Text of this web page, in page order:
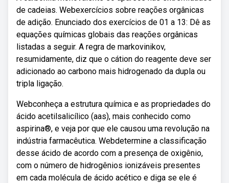
de cadeias. Webexercícios sobre reações orgânicas
de adição. Enunciado dos exercícios de 01 a 13: Dê as
equações químicas globais das reações orgânicas
listadas a seguir. A regra de markovinikov,
resumidamente, diz que o cátion do reagente deve ser
adicionado ao carbono mais hidrogenado da dupla ou
tripla ligação.
Webconheça a estrutura química e as propriedades do
ácido acetilsalicílico (aas), mais conhecido como
aspirina®, e veja por que ele causou uma revolução na
indústria farmacêutica. Webdetermine a classificação
desse ácido de acordo com a presença de oxigênio,
com o número de hidrogênios ionizáveis presentes
em cada molécula de ácido acético e diga se ele é